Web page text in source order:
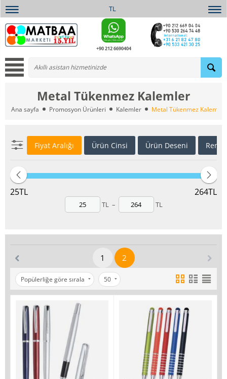
TL
+90 212 6690404
Metal Tükenmez Kalemler
Ana sayfa Promosyon Ürünleri Kalemler Metal Tükenmez Kalemler
Fiyat Aralığı Ürün Cinsi Ürün Deseni
25TL 264TL
TL – TL
1 2
Popülerliğe göre sırala 50